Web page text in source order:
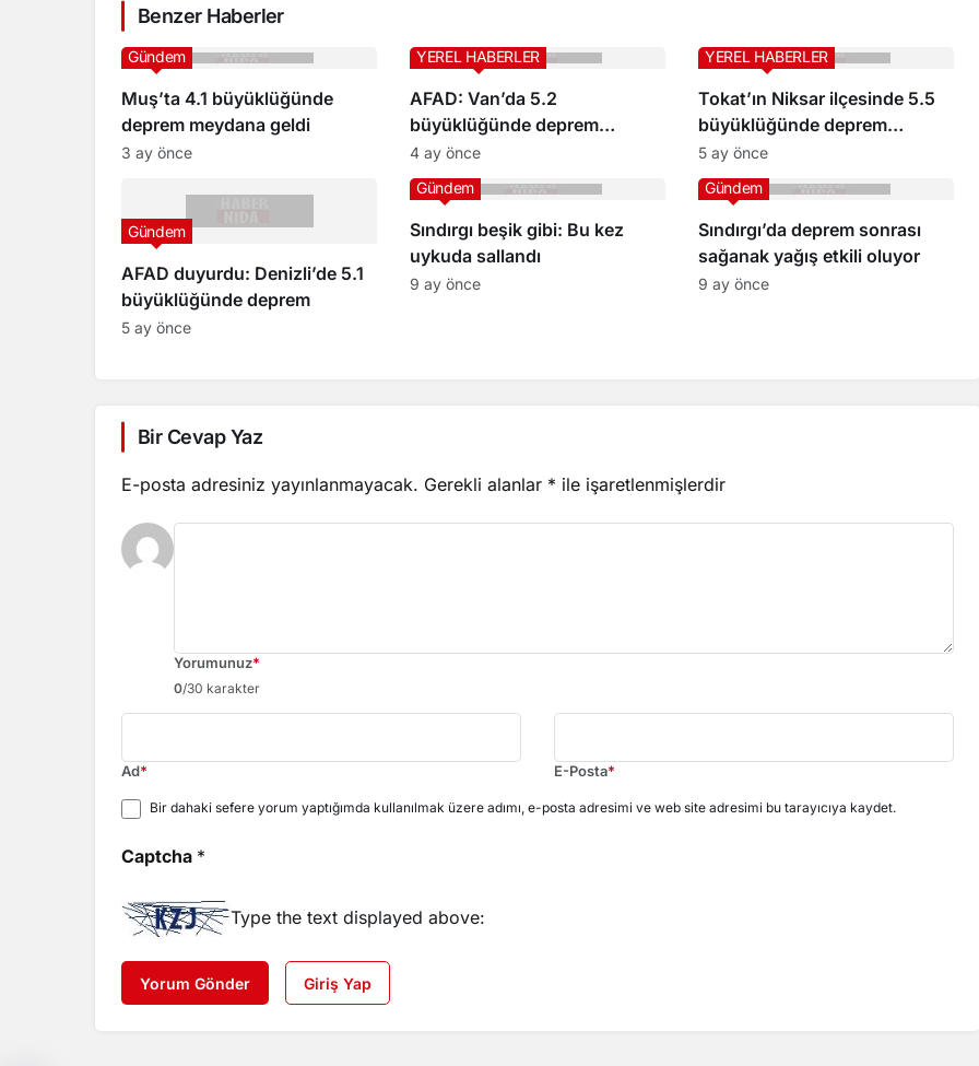
Benzer Haberler
Muş’ta 4.1 büyüklüğünde
deprem meydana geldi
Gündem
3 ay önce
AFAD: Van’da 5.2
büyüklüğünde deprem
meydana geldi
YEREL HABERLER
4 ay önce
Tokat’ın Niksar ilçesinde 5.5
büyüklüğünde deprem
meydana geldi
YEREL HABERLER
5 ay önce
AFAD duyurdu: Denizli’de 5.1
büyüklüğünde deprem
Gündem
5 ay önce
Sındırgı beşik gibi: Bu kez
uykuda sallandı
Gündem
9 ay önce
Sındırgı’da deprem sonrası
sağanak yağış etkili oluyor
Gündem
9 ay önce
Bir Cevap Yaz
E-posta adresiniz yayınlanmayacak. Gerekli alanlar * ile işaretlenmişlerdir
Yorumunuz*
0/30 karakter
Ad* E-Posta*
Bir dahaki sefere yorum yaptığımda kullanılmak üzere adımı, e-posta adresimi ve web site adresimi bu tarayıcıya kaydet.
Captcha *
Type the text displayed above:
Yorum Gönder Giriş Yap